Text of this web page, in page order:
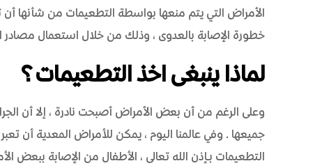
الأمراض التي يتم منعها بواسطة التطعيمات من
خطورة الإصابة بالعدوى، وذلك من خلال استعمال
لماذا ينبغى اخذ التطعيمات؟
وعلى الرغم من أن بعض الأمراض أصبحت نادرة، إلا أن
جميعها. وفي عالمنا اليوم، يمكن للأمراض المعدية أن
التطعيمات بـإذن الله تعالى، الأطفال من الإصابة ببعض